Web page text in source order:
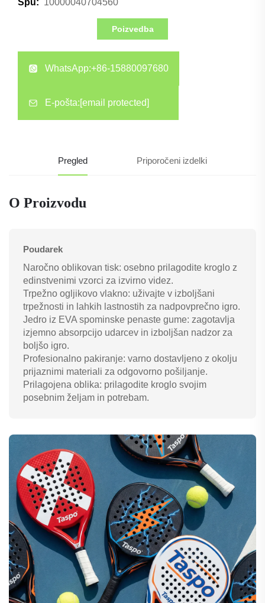
Spu: 10000040704560
Poizvedba
WhatsApp:+86-15880097680
E-pošta: [email protected]
Pregled Priporočeni izdelki
O Proizvodu
Poudarek
Naročno oblikovan tisk: osebno prilagodite kroglo z
edinstvenimi vzorci za izvirno videz.
Trpežno ogljikovo vlakno: uživajte v izboljšani
trpežnosti in lahkih lastnostih za nadpovprečno igro.
Jedro iz EVA spominske penaste gume: zagotavlja
izjemno absorpcijo udarcev in izboljšan nadzor za
boljšo igro.
Profesionalno pakiranje: varno dostavljeno z okolju
prijaznimi materiali za odgovorno pošiljanje.
Prilagojena oblika: prilagodite kroglo svojim
posebnim željam in potrebam.